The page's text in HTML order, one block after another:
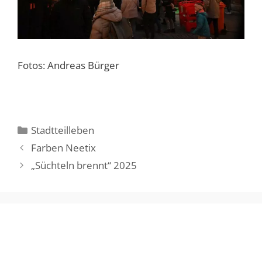
Fotos: Andreas Bürger
Kategorien
Stadtteilleben
Farben Neetix
„Süchteln brennt“ 2025